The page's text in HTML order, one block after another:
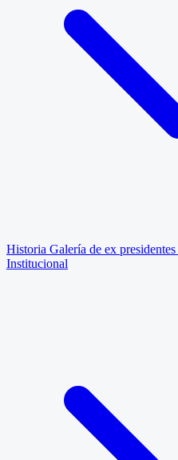
Historia Galería de ex presidentes
Institucional